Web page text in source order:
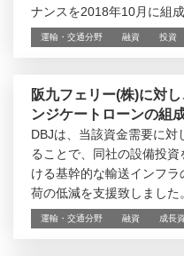
ナンスを2018年10月に組成
運輸・交通分野 融資 投資
阪九フェリー(株)に対
ンジケートローンの組
DBJは、当該資金需要に対
ることで、同社の設備投
ける基幹的な輸送インフ
荷の低減を支援致しました。
運輸・交通分野 融資 成長